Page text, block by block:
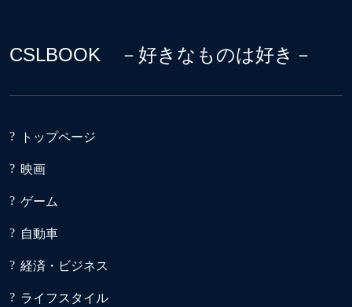
CSLBOOK －好きなものは好き－
トップページ
映画
ゲーム
自動車
経済・ビジネス
ライフスタイル